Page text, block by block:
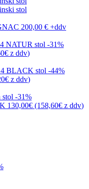
200,00 € +ddv
-31%
z ddv)
-44%
z ddv)
-31%
130,00€ (158,60€ z ddv)